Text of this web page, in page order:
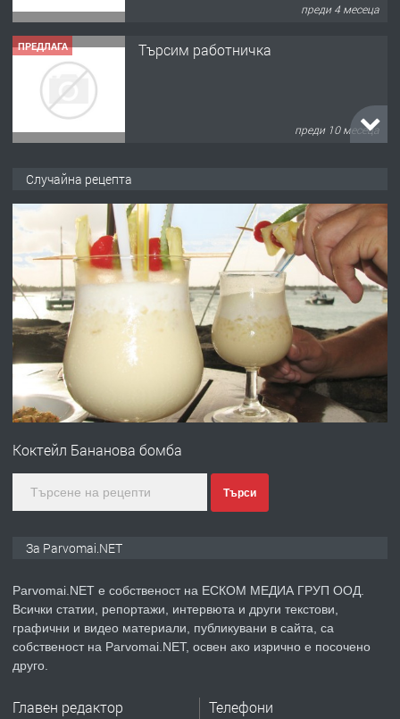
преди 4 месеца
ПРЕДЛАГА Търсим работничка
преди 10 месеца
преди 1 година
ПРЕДЛАГА Работа за общи работници
преди 1 година
ПРЕДЛАГА
Първи поход "По стъпките на Ангел
преди 1 година
ПРЕДЛАГА Уроци по Математика
Случайна рецепта
Коктейл Бананова бомба
Търси
За Parvomai.NET
Parvomai.NET е собственост на ЕСКОМ МЕДИА ГРУП ООД.
Всички статии, репортажи, интервюта и други текстови,
графични и видео материали, публикувани в сайта, са
собственост на Parvomai.NET, освен ако изрично е посочено
друго.
Главен редактор Телефони